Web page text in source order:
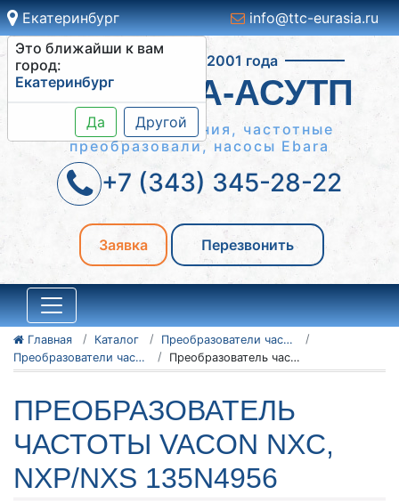
Екатеринбург
Это ближайши к вам
город:
Екатеринбург
Да Другой
info@ttc-eurasia.ru
Работаем с 2001 года
СИСТЕМА-АСУТП
Шкафы управления, частотные
преобразовали, насосы Ebara
+7 (343) 345-28-22
Заявка Перезвонить
Главная Каталог
Преобразователи частоты Vacon
Преобразователи частоты Vacon серии NXC, NXP/NXS
Преобразователь частоты Vacon NXC, NXP/NXS 135N4956
ПРЕОБРАЗОВАТЕЛЬ
ЧАСТОТЫ VACON NXC,
NXP/NXS 135N4956